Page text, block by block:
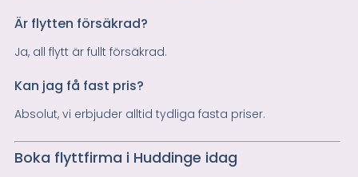
Är flytten försäkrad?
Ja, all flytt är fullt försäkrad.
Kan jag få fast pris?
Absolut, vi erbjuder alltid tydliga fasta priser.
Boka flyttfirma i Huddinge idag